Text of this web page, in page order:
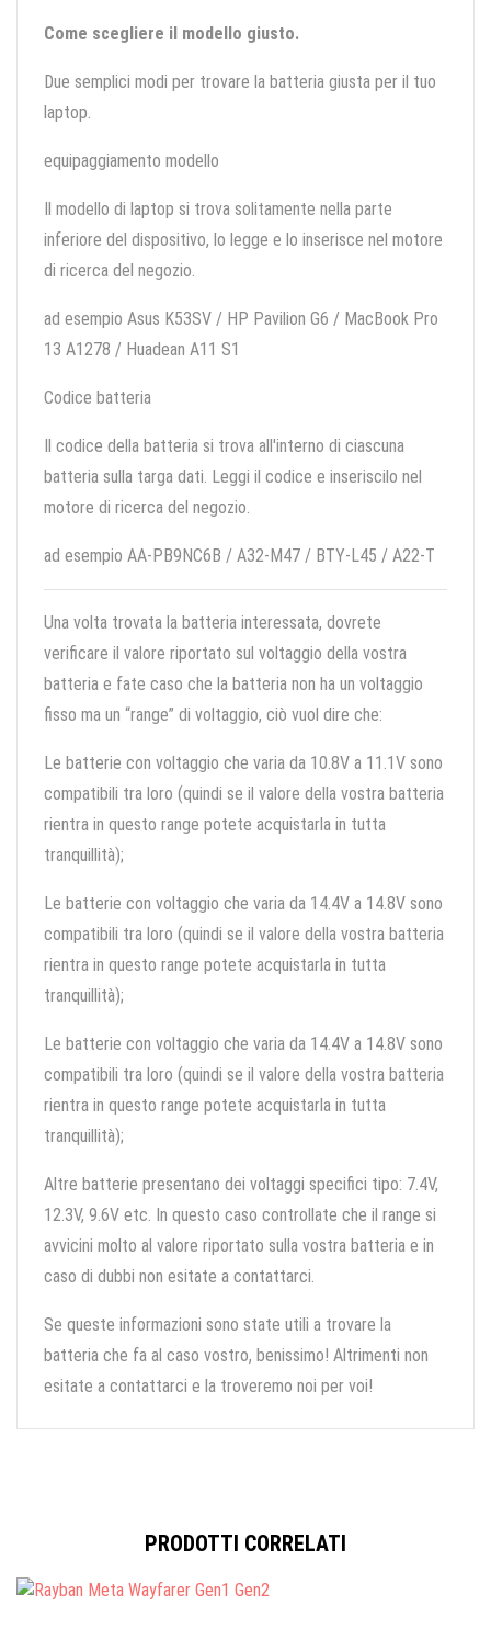
Come scegliere il modello giusto.
Due semplici modi per trovare la batteria giusta per il tuo
laptop.
equipaggiamento modello
Il modello di laptop si trova solitamente nella parte
inferiore del dispositivo, lo legge e lo inserisce nel motore
di ricerca del negozio.
ad esempio Asus K53SV / HP Pavilion G6 / MacBook Pro
13 A1278 / Huadean A11 S1
Codice batteria
Il codice della batteria si trova all'interno di ciascuna
batteria sulla targa dati. Leggi il codice e inseriscilo nel
motore di ricerca del negozio.
ad esempio AA-PB9NC6B / A32-M47 / BTY-L45 / A22-T
Una volta trovata la batteria interessata, dovrete
verificare il valore riportato sul voltaggio della vostra
batteria e fate caso che la batteria non ha un voltaggio
fisso ma un “range” di voltaggio, ciò vuol dire che:
Le batterie con voltaggio che varia da 10.8V a 11.1V sono
compatibili tra loro (quindi se il valore della vostra batteria
rientra in questo range potete acquistarla in tutta
tranquillità);
Le batterie con voltaggio che varia da 14.4V a 14.8V sono
compatibili tra loro (quindi se il valore della vostra batteria
rientra in questo range potete acquistarla in tutta
tranquillità);
Le batterie con voltaggio che varia da 14.4V a 14.8V sono
compatibili tra loro (quindi se il valore della vostra batteria
rientra in questo range potete acquistarla in tutta
tranquillità);
Altre batterie presentano dei voltaggi specifici tipo: 7.4V,
12.3V, 9.6V etc. In questo caso controllate che il range si
avvicini molto al valore riportato sulla vostra batteria e in
caso di dubbi non esitate a contattarci.
Se queste informazioni sono state utili a trovare la
batteria che fa al caso vostro, benissimo! Altrimenti non
esitate a contattarci e la troveremo noi per voi!
PRODOTTI CORRELATI